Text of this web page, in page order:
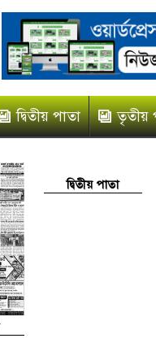
দ্বিতীয় পাতা তৃতীয়
দ্বিতীয় পাতা